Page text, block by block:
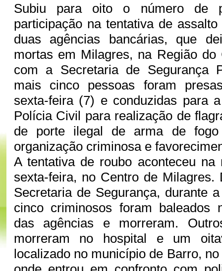
Subiu para oito o número de
participação na tentativa de
duas agências bancárias, que
mortas em Milagres, na Região
com a Secretaria de Segurança
mais cinco pessoas foram
sexta-feira (7) e conduzidas para
Polícia Civil para realização de
de porte ilegal de arma de
organização criminosa e
A tentativa de roubo aconteceu na
sexta-feira, no Centro de Milagres.
Secretaria de Segurança, durante
cinco criminosos foram baleados
das agências e morreram.
morreram no hospital e um
localizado no município de Barro,